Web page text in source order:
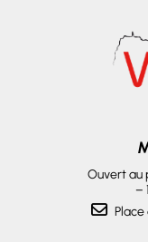
Ouvert au
–
Place